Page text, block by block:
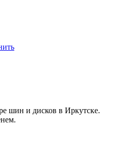
шин и дисков в Иркутске.